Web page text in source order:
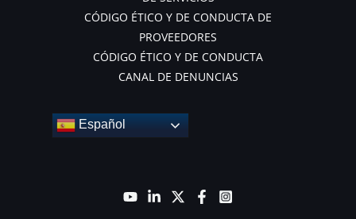
CÓDIGO ÉTICO Y DE CONDUCTA DE
PROVEEDORES
CÓDIGO ÉTICO Y DE CONDUCTA
CANAL DE DENUNCIAS
Español